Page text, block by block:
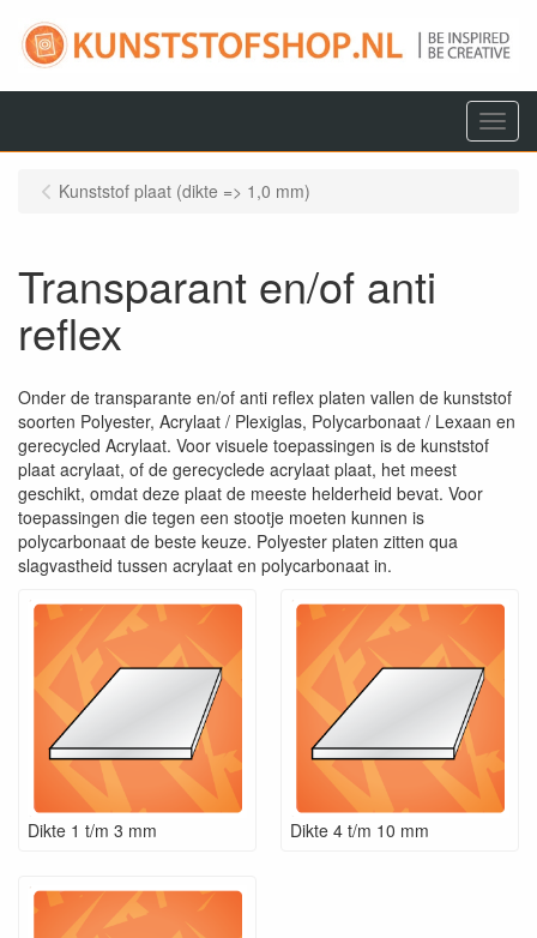
Menu
Kunststof plaat (dikte => 1,0 mm)
Transparant en/of anti
reflex
Onder de transparante en/of anti reflex platen vallen de kunststof
soorten Polyester, Acrylaat / Plexiglas, Polycarbonaat / Lexaan en
gerecycled Acrylaat. Voor visuele toepassingen is de kunststof
plaat acrylaat, of de gerecyclede acrylaat plaat, het meest
geschikt, omdat deze plaat de meeste helderheid bevat. Voor
toepassingen die tegen een stootje moeten kunnen is
polycarbonaat de beste keuze. Polyester platen zitten qua
slagvastheid tussen acrylaat en polycarbonaat in.
Dikte 1 t/m 3 mm Dikte 4 t/m 10 mm